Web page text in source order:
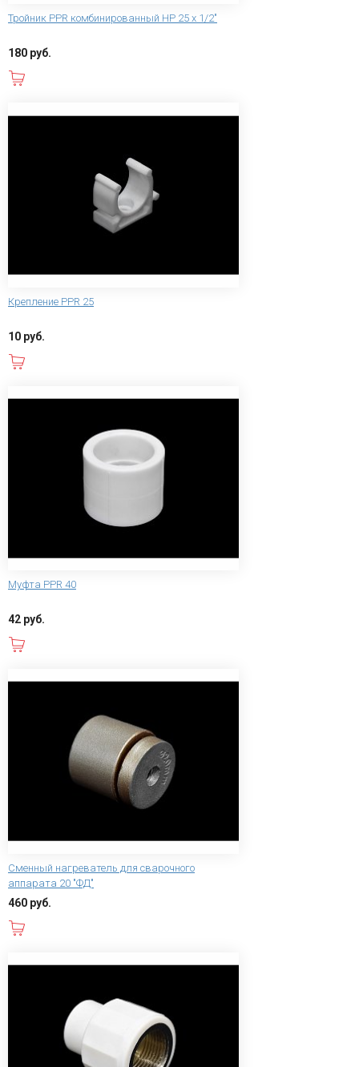
Тройник PPR комбинированный НР 25 х 1/2"
180 руб.
Крепление PPR 25
10 руб.
Муфта PPR 40
42 руб.
Сменный нагреватель для сварочного
аппарата 20 "ФД"
460 руб.